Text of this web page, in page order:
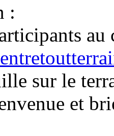
:
au
sur le
et